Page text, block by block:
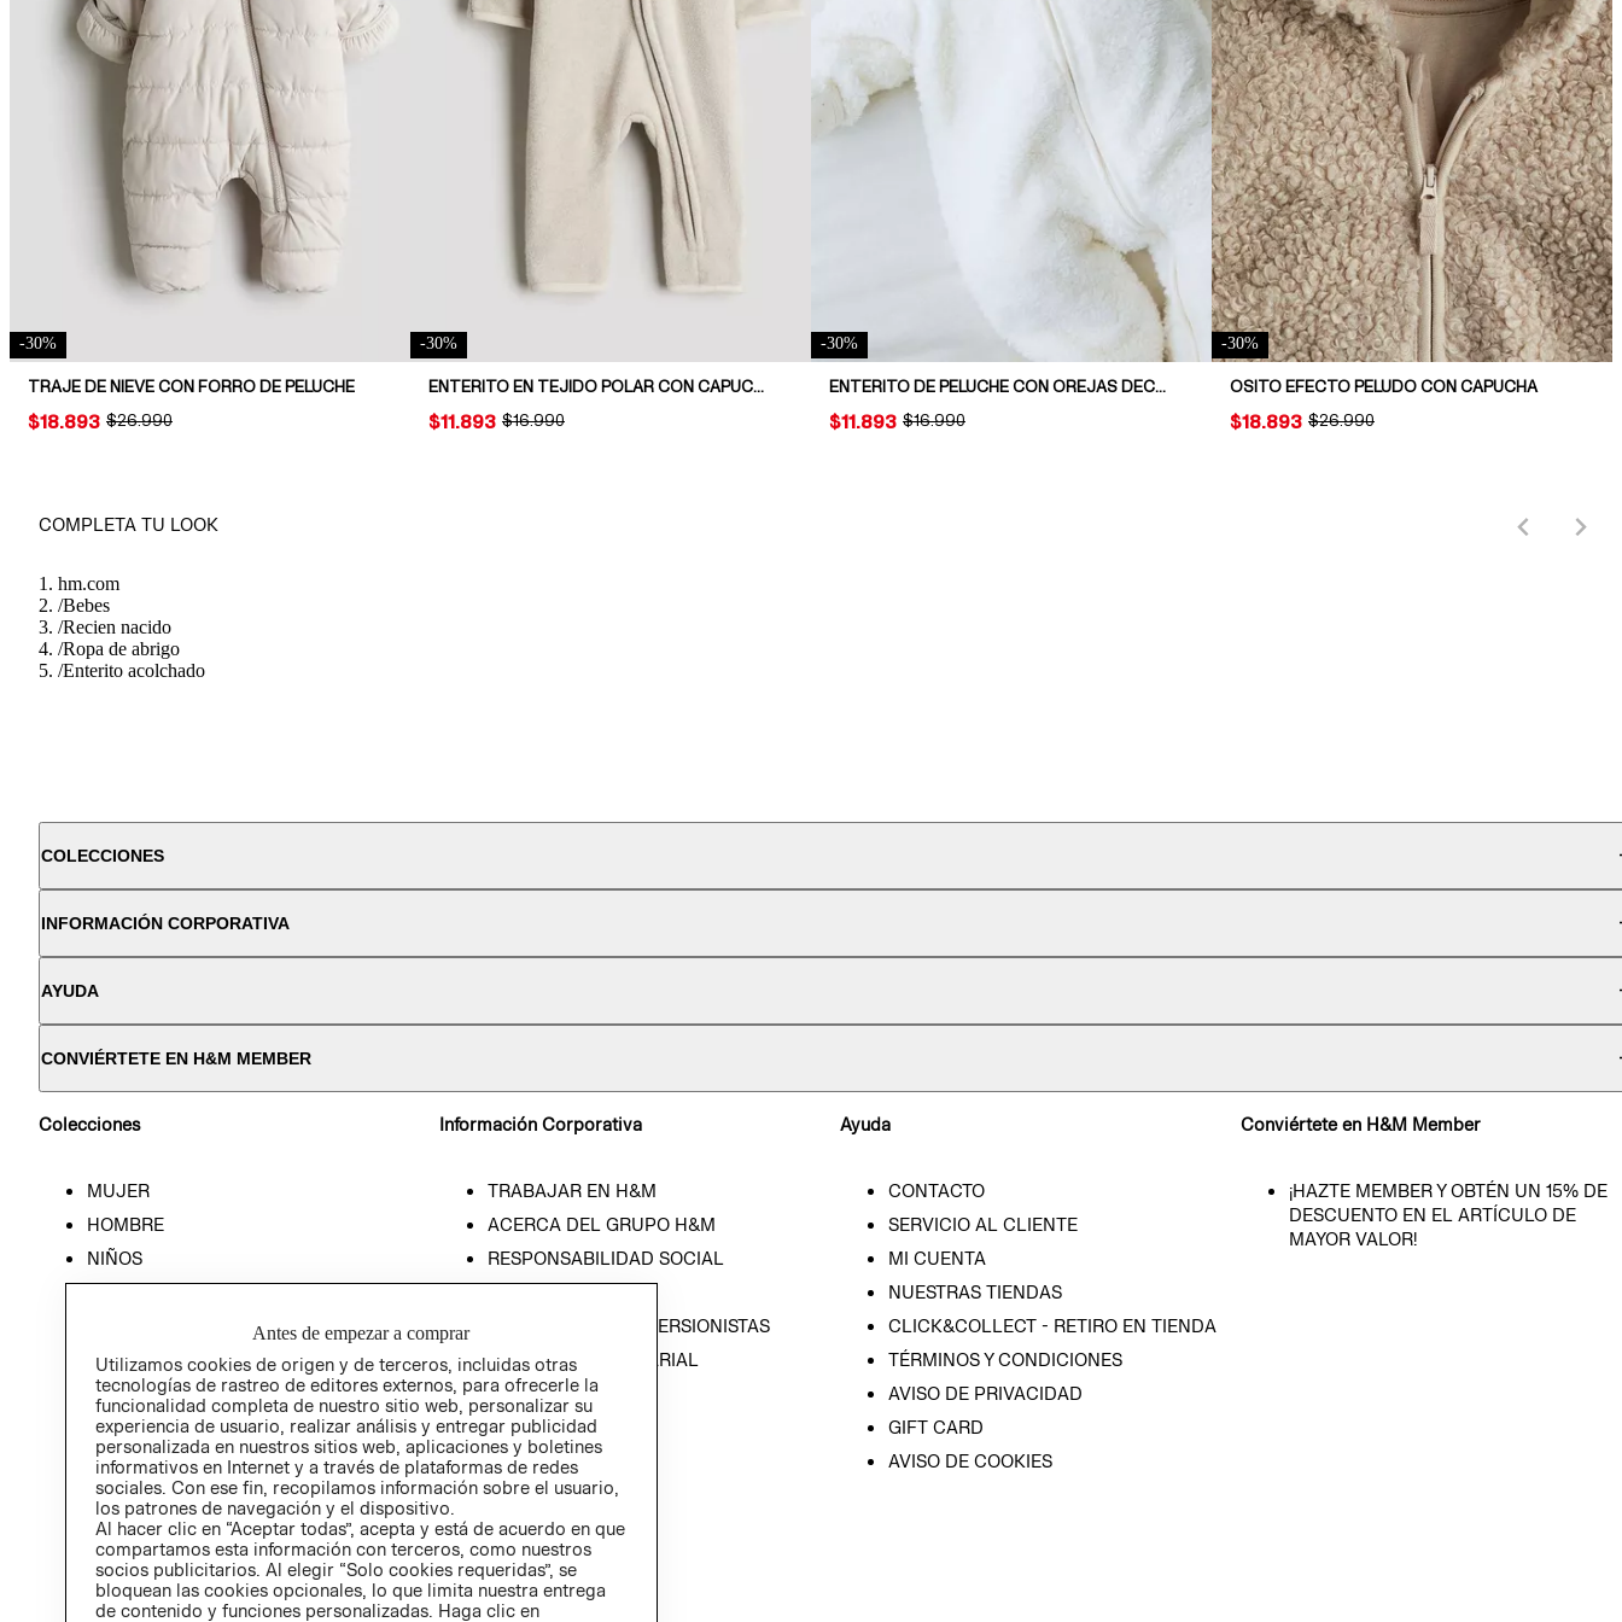
-30%
TRAJE DE NIEVE CON FORRO DE PELUCHE
ORIGINAL PRICE:
$26.990
PRICE:
$18.893
-30%
ENTERITO EN TEJIDO POLAR CON CAPUCHA
ORIGINAL PRICE:
$16.990
PRICE:
$11.893
-30%
ENTERITO DE PELUCHE CON OREJAS DECORATIVAS
ORIGINAL PRICE:
$16.990
PRICE:
$11.893
-30%
OSITO EFECTO PELUDO CON CAPUCHA
ORIGINAL PRICE:
$26.990
PRICE:
$18.893
COMPLETA TU LOOK
hm.com
/Bebes
/Recien nacido
/Ropa de abrigo
/Enterito acolchado
COLECCIONES
INFORMACIÓN CORPORATIVA
AYUDA
CONVIÉRTETE EN H&M MEMBER
Colecciones
MUJER
HOMBRE
NIÑOS
Información Corporativa
TRABAJAR EN H&M
ACERCA DEL GRUPO H&M
RESPONSABILIDAD SOCIAL
RELACIÓN CON INVERSIONISTAS
POLÍTICA EMPRESARIAL
Ayuda
CONTACTO
SERVICIO AL CLIENTE
MI CUENTA
NUESTRAS TIENDAS
CLICK&COLLECT - RETIRO EN TIENDA
TÉRMINOS Y CONDICIONES
AVISO DE PRIVACIDAD
GIFT CARD
AVISO DE COOKIES
Conviértete en H&M Member
¡HAZTE MEMBER Y OBTÉN UN 15% DE
DESCUENTO EN EL ARTÍCULO DE
MAYOR VALOR!
Antes de empezar a comprar
Utilizamos cookies de origen y de terceros, incluidas otras
tecnologías de rastreo de editores externos, para ofrecerle la
funcionalidad completa de nuestro sitio web, personalizar su
experiencia de usuario, realizar análisis y entregar publicidad
personalizada en nuestros sitios web, aplicaciones y boletines
informativos en Internet y a través de plataformas de redes
sociales. Con ese fin, recopilamos información sobre el usuario,
los patrones de navegación y el dispositivo.
Al hacer clic en “Aceptar todas”, acepta y está de acuerdo en que
compartamos esta información con terceros, como nuestros
socios publicitarios. Al elegir “Solo cookies requeridas”, se
bloquean las cookies opcionales, lo que limita nuestra entrega
de contenido y funciones personalizadas. Haga clic en